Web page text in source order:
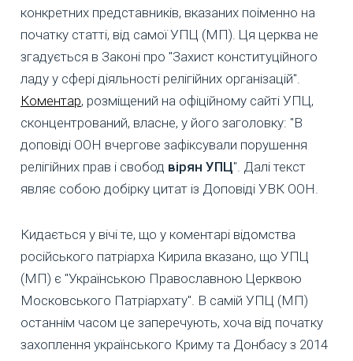
конкретних представників, вказаних поіменно на
початку статті, від самої УПЦ (МП). Ця церква не
згадується в Законі про "Захист конституційного
ладу у сфері діяльності релігійних організацій".
Коментар, розміщений на офіційному сайті УПЦ,
сконцентрований, власне, у його заголовку: "В
доповіді ООН вчергове зафіксували порушення
релігійних прав і свобод вірян УПЦ". Далі текст
являє собою добірку цитат із Доповіді УВК ООН.
Кидається у вічі те, що у коментарі відомства
російського патріарха Кирила вказано, що УПЦ
(МП) є "Українською Православною Церквою
Московського Патріархату". В самій УПЦ (МП)
останнім часом це заперечують, хоча від початку
захоплення українського Криму та Донбасу з 2014